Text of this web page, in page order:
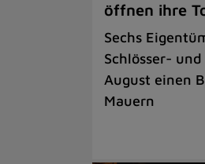
öffnen ihre
Sechs
Schlösser-
August einen
Mauern